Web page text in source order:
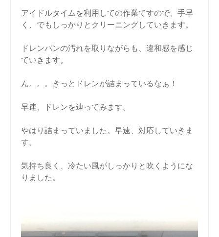
アイドルタイムを利用しての作業ですので、手早
く、でもしっかりとクリーニングしていきます。
ドレンパンの汚れを取りながらも、違和感を感じ
ていきます。
ん。。。きっとドレンが詰まっているなぁ！
早速、ドレンを辿ってみます。
やはり詰まっていました。早速、対応していきま
す。
気持ち良く、冷たい風がしっかりと吹くようにな
りました。